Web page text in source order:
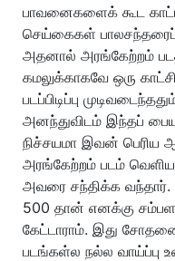
பாவனைகளைக் கூட
செய்கைகள் பாலசந்தரைப்
அதனால் அரங்கேற்றம்
கமலுக்காகவே ஒரு
படப்பிடிப்பு
அனந்துவிடம் இந்தப்
நிச்சயமா இவன் பெரிய
அரங்கேற்றம் படம்
அவரை சந்திக்க வந்தார்.
500 தான் எனக்கு
கேட்டாராம். இது
படங்கள்ல நல்ல வாய்ப்பு